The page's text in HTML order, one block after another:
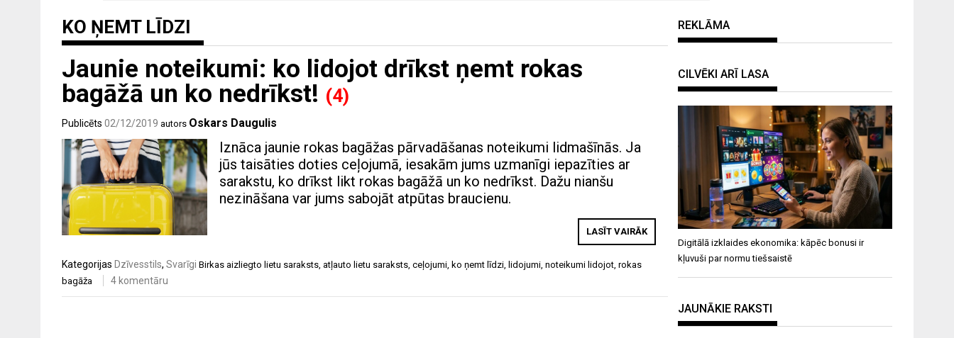
KO ŅEMT LĪDZI
Jaunie noteikumi: ko lidojot drīkst ņemt rokas
bagāžā un ko nedrīkst! (4)
Publicēts 02/12/2019 autors Oskars Daugulis
Iznāca jaunie rokas bagāžas pārvadāšanas noteikumi lidmašīnās. Ja
jūs taisāties doties ceļojumā, iesakām jums uzmanīgi iepazīties ar
sarakstu, ko drīkst likt rokas bagāžā un ko nedrīkst. Dažu nianšu
nezināšana var jums sabojāt atpūtas braucienu.
LASĪT VAIRĀK
Kategorijas Dzīvesstils, Svarīgi Birkas aizliegto lietu saraksts, atļauto lietu saraksts, ceļojumi, ko ņemt līdzi, lidojumi, noteikumi lidojot, rokas
bagāža
4 komentāru
REKLĀMA
CILVĒKI ARĪ LASA
Digitālā izklaides ekonomika: kāpēc bonusi ir
kļuvuši par normu tiešsaistē
JAUNĀKIE RAKSTI